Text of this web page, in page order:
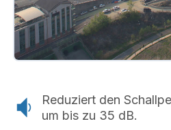
Reduziert den
um bis zu 35 dB.